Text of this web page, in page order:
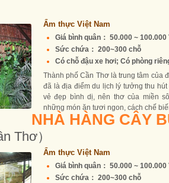
Ẩm thực Việt Nam
Giá bình quân： 50.000 ~ 100.000
Sức chứa： 200~300 chỗ
Có chỗ đậu xe hơi; Có phòng
Thành phố Cần Thơ là trung tâm của
đã là địa điểm du lịch lý tưởng thu
vẻ đẹp bình dị, nên thơ của miền
những món ăn tươi ngon, cách chế
NHÀ HÀNG CÂY
Thơ）
Ẩm thực Việt Nam
Giá bình quân： 50.000 ~ 100.000
Sức chứa： 200~300 chỗ